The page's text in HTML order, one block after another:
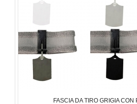
FASCIA DA TIRO GRIGIA CON